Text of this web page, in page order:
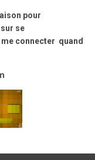
pour
se
connecter quand